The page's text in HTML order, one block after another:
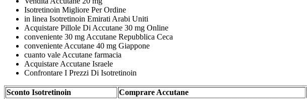
Isotretinoin Migliore Per Ordine
in linea Isotretinoin Emirati Arabi Uniti
Acquistare Pillole Di Accutane 30 mg Online
conveniente 30 mg Accutane Repubblica Ceca
conveniente Accutane 40 mg Giappone
cuanto vale Accutane farmacia
Acquistare Accutane Israele
Confrontare I Prezzi Di Isotretinoin
Sconto Isotretinoin Comprare Accutane